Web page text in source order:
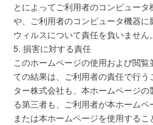
とによってご利用者のコンピュー
や、ご利用者のコンピュータ機器
ウィルスについて責任を負いません。
5. 損害に対する責任
このホームページの使用および閲
ての結果は、ご利用者の責任で行
ター株式会社も、本ホームページ
る第三者も、ご利用者が本ホームペ
または本ホームページを使用する